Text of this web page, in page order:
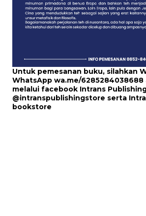
Untuk pemesanan buku, silahkan
WhatsApp wa.me/6285284038688
melalui facebook Intrans
@intranspublishingstore serta
bookstore